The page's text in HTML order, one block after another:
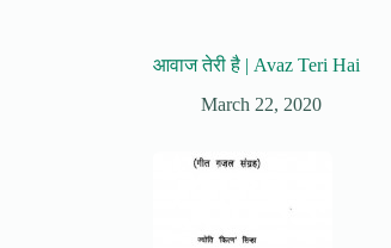
आवाज तेरी है | Avaz Teri Hai
March 22, 2020